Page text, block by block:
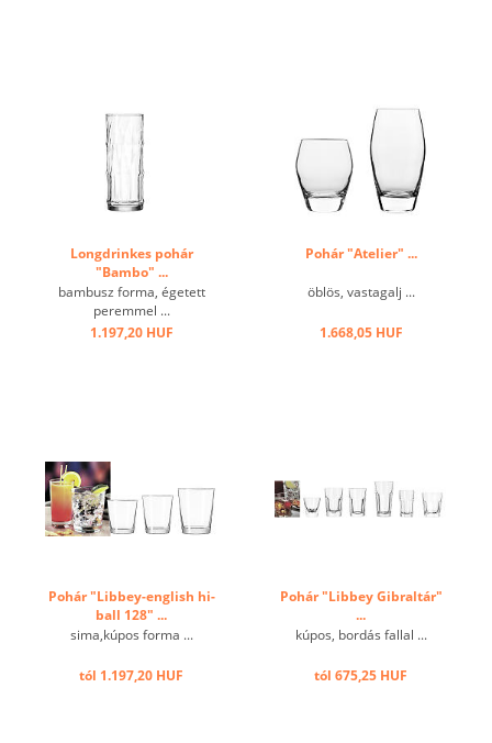
Longdrinkes pohár
"Bambo" ...
bambusz forma, égetett
peremmel ...
1.197,20 HUF
Pohár "Atelier" ...
öblös, vastagalj ...
1.668,05 HUF
Pohár "Libbey-english hi-
ball 128" ...
sima,kúpos forma ...
tól 1.197,20 HUF
Pohár "Libbey Gibraltár"
...
kúpos, bordás fallal ...
tól 675,25 HUF